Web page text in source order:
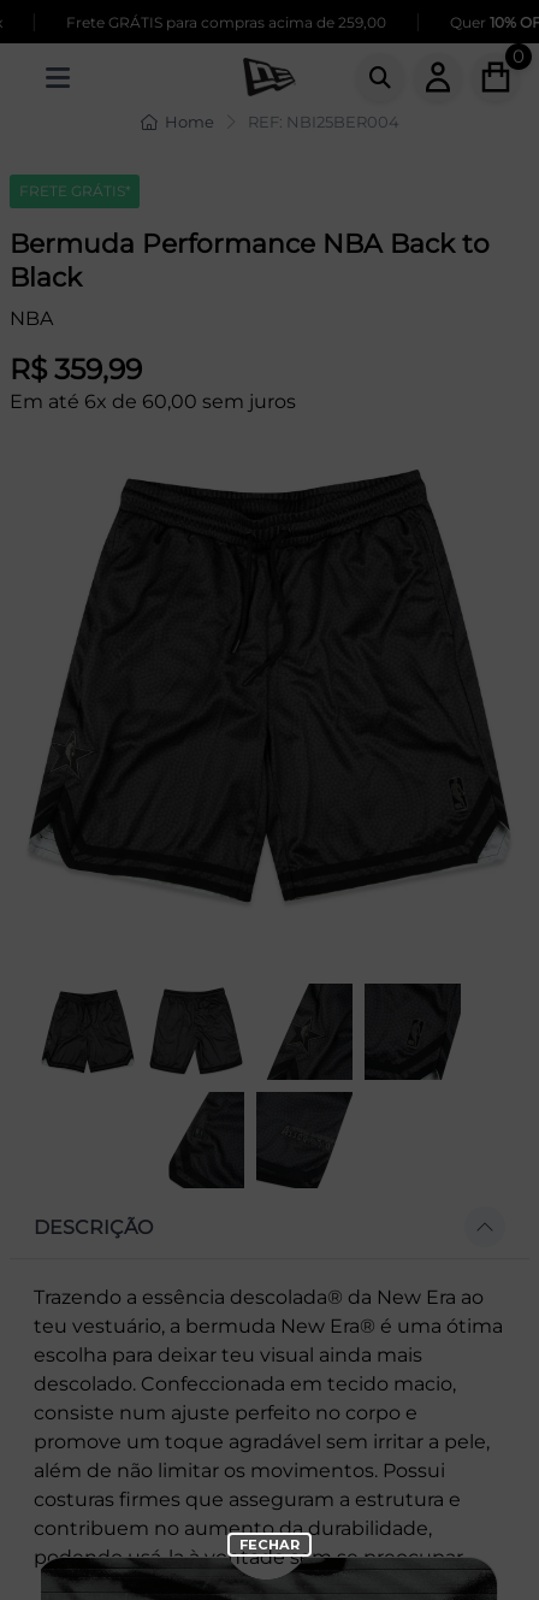
Frete GRÁTIS para compras acima de 259,00 Quer10% OFF
0
Home REF: NBI25BER004
FRETE GRÁTIS*
Bermuda Performance NBA Back to
Black
NBA
R$ 359,99
Em até 6x de 60,00 sem juros
DESCRIÇÃO
Trazendo a essência descolada® da New Era ao
teu vestuário, a bermuda New Era® é uma ótima
escolha para deixar teu visual ainda mais
descolado. Confeccionada em tecido macio,
consiste num ajuste perfeito no corpo e
promove um toque agradável sem irritar a pele,
além de não limitar os movimentos. Possui
costuras firmes que asseguram a estrutura e
contribuem no aumento da durabilidade,
podendo usá-la à vontade sem se preocupar.